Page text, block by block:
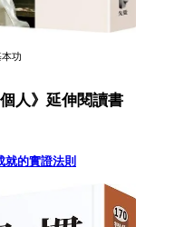
功
人》延伸閱讀書
就的實證法則